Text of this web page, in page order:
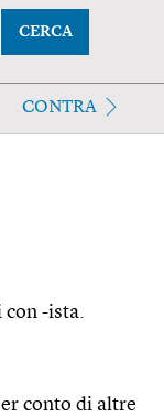
CERCA
CONTRA
-ista.
conto di altre